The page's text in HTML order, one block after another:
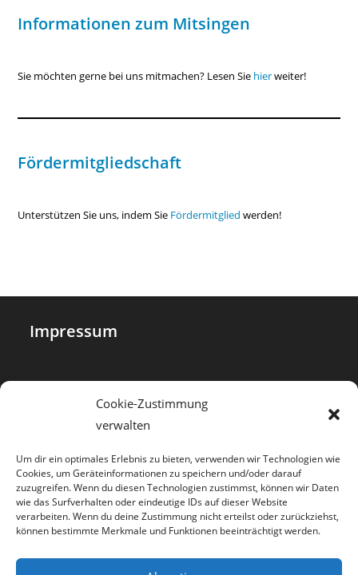
Cookie-Zustimmung
verwalten
Um dir ein optimales Erlebnis zu bieten, verwenden wir Technologien wie
Cookies, um Geräteinformationen zu speichern und/oder darauf
zuzugreifen. Wenn du diesen Technologien zustimmst, können wir Daten
wie das Surfverhalten oder eindeutige IDs auf dieser Website
verarbeiten. Wenn du deine Zustimmung nicht erteilst oder zurückziehst,
können bestimmte Merkmale und Funktionen beeinträchtigt werden.
Informationen zum Mitsingen
Sie möchten gerne bei uns mitmachen? Lesen Sie hierweiter!
Fördermitgliedschaft
Unterstützen Sie uns, indem Sie Fördermitgliedwerden!
Impressum
Datenschutz
Cookie-Richtlinie (EU)
Haftungsausschluss